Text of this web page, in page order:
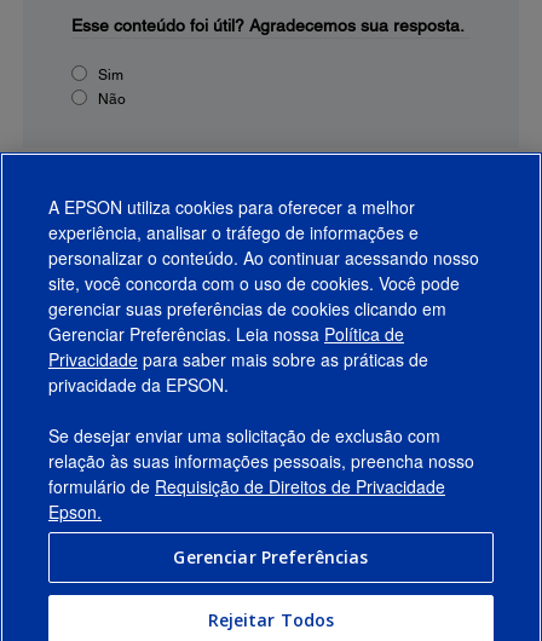
Esse conteúdo foi útil? Agradecemos sua resposta.
Sim
Não
Produtos
Suporte
Links Sugeridos
Empresa
Conecte-se com a Epson
A EPSON utiliza cookies para oferecer a melhor
experiência, analisar o tráfego de informações e
personalizar o conteúdo. Ao continuar acessando nosso
site, você concorda com o uso de cookies. Você pode
gerenciar suas preferências de cookies clicando em
Gerenciar Preferências. Leia nossa Política de
Privacidade para saber mais sobre as práticas de
privacidade da EPSON.
Se desejar enviar uma solicitação de exclusão com
relação às suas informações pessoais, preencha nosso
formulário de Requisição de Direitos de Privacidade
Epson.
Gerenciar Preferências
Rejeitar Todos